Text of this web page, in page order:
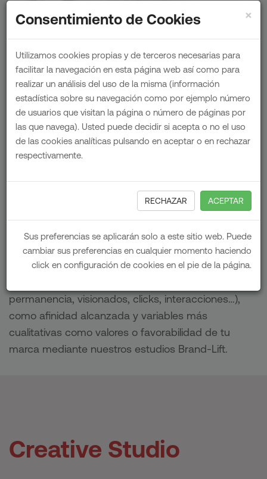
Acciones especiales
Acciones que asociamos principalmente a los
publishers de nuestro Network. Personalización y
patrocinio de secciones, test and testimonials,
video-rodajes con influencers, publicaciones en
redes sociales… Audiencias bien definidas
Reporte
Todo esto, perfectamente reportado tanto con
permanencia, visionados, clicks, interacciones…),
como afinidad alcanzada y variables más
cualitativas como valores o favorabilidad de tu
marca mediante nuestros estudios Brand-Lift.
Creative Studio
×
Consentimiento de Cookies
Utilizamos cookies propias y de terceros necesarias para
facilitar la navegación en esta página web así como para
realizar un análisis del uso de la misma (información
estadística sobre su navegación como por ejemplo número
de usuarios que visitan la página o número de páginas por
las que navega). Usted puede decidir si acepta o no el uso
de las cookies analíticas pulsando en aceptar o en rechazar
respectivamente.
RECHAZAR ACEPTAR
Sus preferencias se aplicarán solo a este sitio web. Puede
cambiar sus preferencias en cualquier momento haciendo
click en configuración de cookies en el pie de la página.